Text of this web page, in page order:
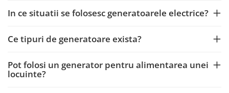
montaj panouri fotovoltaice
Accesorii panouri solare termice
Panouri solare cu tuburi vidate
In ce situatii se folosesc generatoarele electrice?
Ce tipuri de generatoare exista?
Pot folosi un generator pentru alimentarea unei
locuinte?